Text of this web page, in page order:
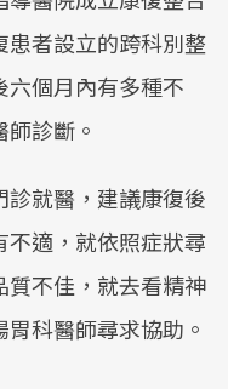
患者設立的跨科別整
個月內有多種不
診斷。
就醫，建議康復後
適，就依照症狀尋
不佳，就去看精神
科醫師尋求協助。